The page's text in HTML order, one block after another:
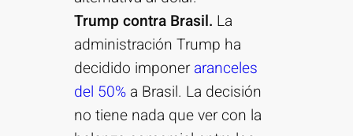
Trump contra Brasil. La
administración Trump ha
decidido imponeraranceles
del 50% a Brasil. La decisión
no tiene nada que ver con la